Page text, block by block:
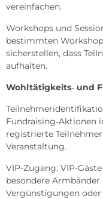
vereinfachen.
Workshops und
bestimmten
sicherstellen, dass
aufhalten.
Wohltätigkeits‑ und
Fundraising‑Aktionen
registrierte
Veranstaltung.
VIP‑Zugang:
besondere
Vergünstigungen